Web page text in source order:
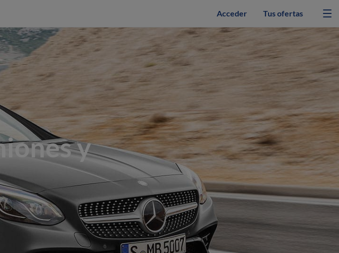
Acceder Tus ofertas
y